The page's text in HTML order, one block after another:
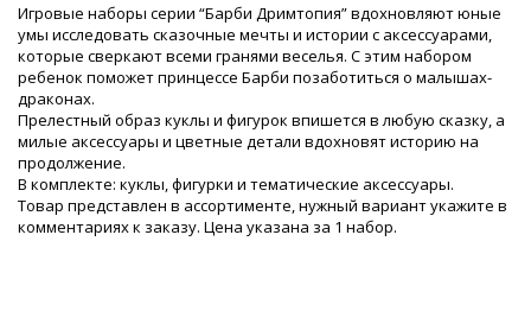
Игровые наборы серии “Барби Дримтопия” вдохновляют юные
умы исследовать сказочные мечты и истории с аксессуарами,
которые сверкают всеми гранями веселья. С этим набором
ребенок поможет принцессе Барби позаботиться о малышах-
драконах.
Прелестный образ куклы и фигурок впишется в любую сказку, а
милые аксессуары и цветные детали вдохновят историю на
продолжение.
В комплекте: куклы, фигурки и тематические аксессуары.
Товар представлен в ассортименте, нужный вариант укажите в
комментариях к заказу. Цена указана за 1 набор.